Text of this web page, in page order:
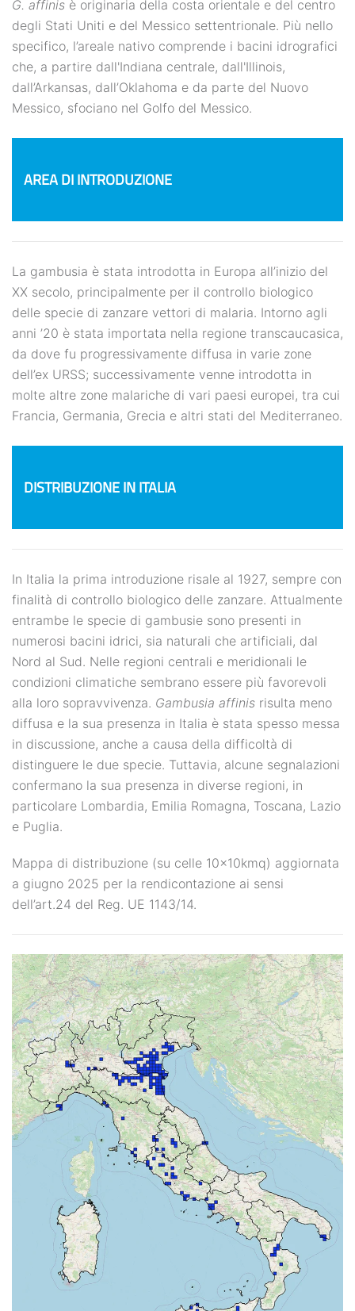
G. affinis è originaria della costa orientale e del centro
degli Stati Uniti e del Messico settentrionale. Più nello
specifico, l’areale nativo comprende i bacini idrografici
che, a partire dall'Indiana centrale, dall'Illinois,
dall’Arkansas, dall’Oklahoma e da parte del Nuovo
Messico, sfociano nel Golfo del Messico.
AREA DI INTRODUZIONE
La gambusia è stata introdotta in Europa all’inizio del
XX secolo, principalmente per il controllo biologico
delle specie di zanzare vettori di malaria. Intorno agli
anni ’20 è stata importata nella regione transcaucasica,
da dove fu progressivamente diffusa in varie zone
dell’ex URSS; successivamente venne introdotta in
molte altre zone malariche di vari paesi europei, tra cui
Francia, Germania, Grecia e altri stati del Mediterraneo.
DISTRIBUZIONE IN ITALIA
In Italia la prima introduzione risale al 1927, sempre con
finalità di controllo biologico delle zanzare. Attualmente
entrambe le specie di gambusie sono presenti in
numerosi bacini idrici, sia naturali che artificiali, dal
Nord al Sud. Nelle regioni centrali e meridionali le
condizioni climatiche sembrano essere più favorevoli
alla loro sopravvivenza. Gambusia affinis risulta meno
diffusa e la sua presenza in Italia è stata spesso messa
in discussione, anche a causa della difficoltà di
distinguere le due specie. Tuttavia, alcune segnalazioni
confermano la sua presenza in diverse regioni, in
particolare Lombardia, Emilia Romagna, Toscana, Lazio
e Puglia.
Mappa di distribuzione (su celle 10x10kmq) aggiornata
a giugno 2025 per la rendicontazione ai sensi
dell’art.24 del Reg. UE 1143/14.